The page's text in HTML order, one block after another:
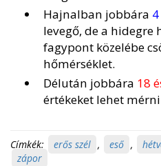
Hajnalban jobbára
levegő, de a
fagypont közelébe
hőmérséklet.
Délután jobbára 18
értékeket lehet
Címkék: erős szél , eső ,
zápor